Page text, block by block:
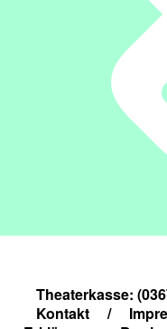
Theaterkasse:
Kontakt
/